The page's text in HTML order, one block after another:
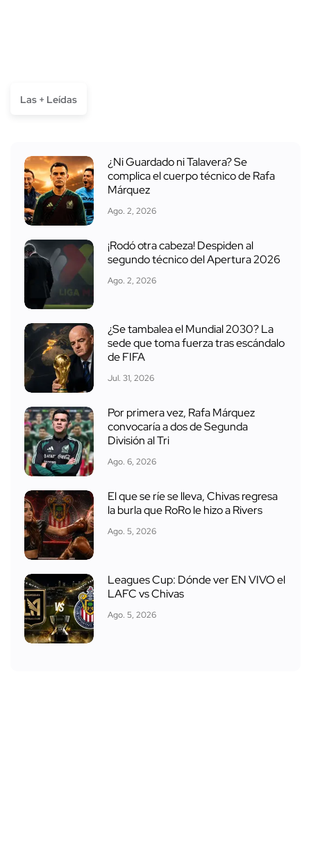
Las + Leídas
¿Ni Guardado ni Talavera? Se
complica el cuerpo técnico de Rafa
Márquez
Ago. 2, 2026
¡Rodó otra cabeza! Despiden al
segundo técnico del Apertura 2026
Ago. 2, 2026
¿Se tambalea el Mundial 2030? La
sede que toma fuerza tras escándalo
de FIFA
Jul. 31, 2026
Por primera vez, Rafa Márquez
convocaría a dos de Segunda
División al Tri
Ago. 6, 2026
El que se ríe se lleva, Chivas regresa
la burla que RoRo le hizo a Rivers
Ago. 5, 2026
Leagues Cup: Dónde ver EN VIVO el
LAFC vs Chivas
Ago. 5, 2026